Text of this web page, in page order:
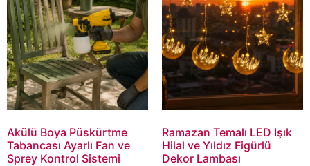
Akülü Boya Püskürtme
Tabancası Ayarlı Fan ve
Sprey Kontrol Sistemi
Ramazan Temalı LED Işık
Hilal ve Yıldız Figürlü
Dekor Lambası